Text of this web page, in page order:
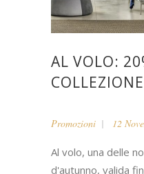
AL VOLO:
Promozioni 12
Al volo, una delle
d'autunno, valida